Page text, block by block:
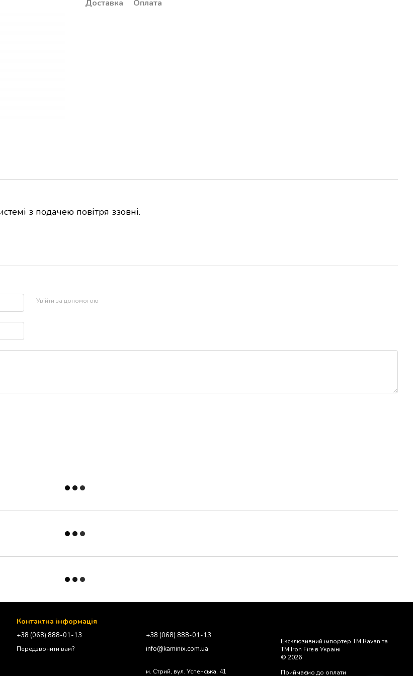
Доставка Оплата
з подачею повітря ззовні.
Увійти за допомогою
Контактна інформація
+38 (068) 888-01-13
Передзвонити вам?
+38 (068) 888-01-13
info@kaminix.com.ua
м. Стрий, вул. Успенська, 41
Ексклюзивний імпортер ТМ Ravan та
ТМ Iron Fire в Україні
© 2026
Приймаємо до оплати